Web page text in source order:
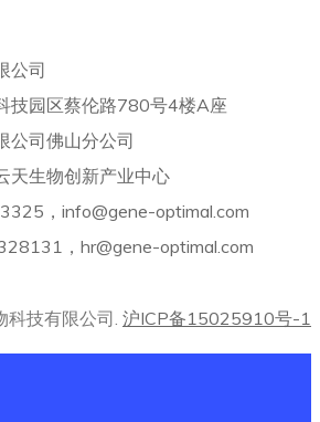
公司
技园区蔡伦路780号4楼A座
公司佛山分公司
天生物创新产业中心
，info@gene-optimal.com
，hr@gene-optimal.com
技有限公司. 沪ICP备15025910号-1